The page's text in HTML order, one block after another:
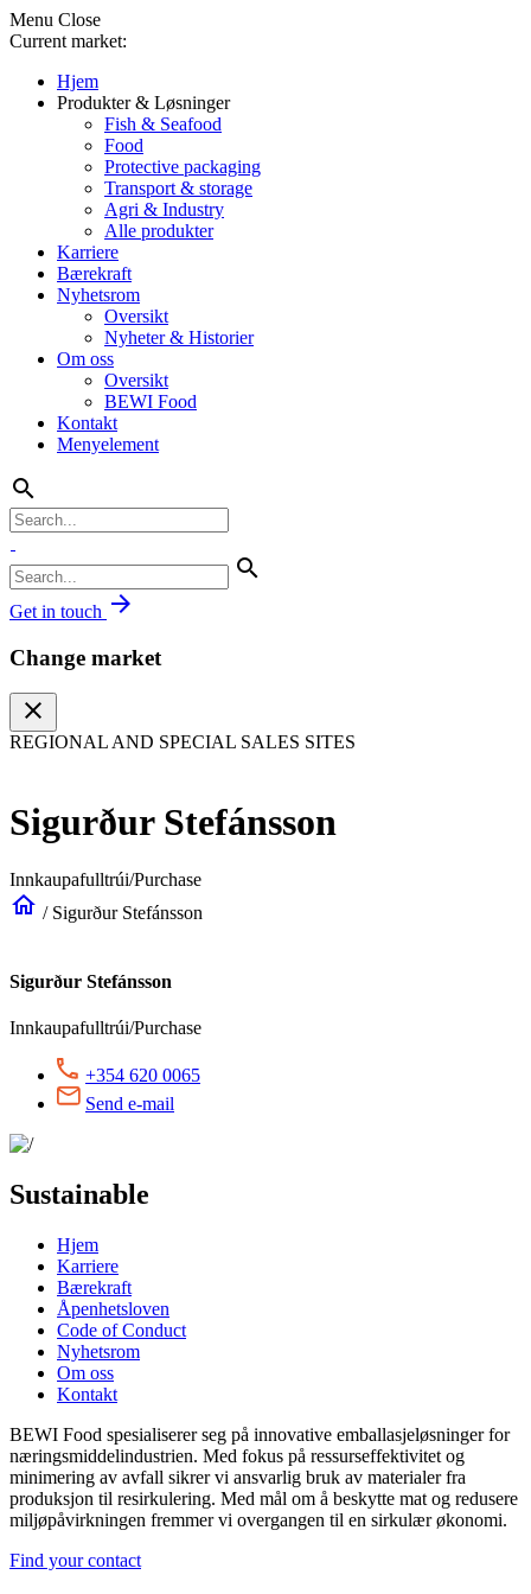
Menu Close
Current market:
Hjem
Produkter & Løsninger
Fish & Seafood
Food
Protective packaging
Transport & storage
Agri & Industry
Alle produkter
Karriere
Bærekraft
Nyhetsrom
Oversikt
Nyheter & Historier
Om oss
Oversikt
BEWI Food
Kontakt
Menyelement
search
search
Get in touch arrow_forward
Change market
close
REGIONAL AND SPECIAL SALES SITES
Sigurður Stefánsson
Innkaupafulltrúi/Purchase
home / Sigurður Stefánsson
Sigurður Stefánsson
Innkaupafulltrúi/Purchase
+354 620 0065
Send e-mail
Sustainable
Hjem
Karriere
Bærekraft
Åpenhetsloven
Code of Conduct
Nyhetsrom
Om oss
Kontakt
BEWI Food spesialiserer seg på innovative emballasjeløsninger for
næringsmiddelindustrien. Med fokus på ressurseffektivitet og
minimering av avfall sikrer vi ansvarlig bruk av materialer fra
produksjon til resirkulering. Med mål om å beskytte mat og redusere
miljøpåvirkningen fremmer vi overgangen til en sirkulær økonomi.
Find your contact